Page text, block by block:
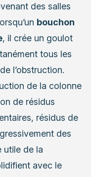
des salles
bouchon
, il crée un goulot
tous les
l’obstruction.
de la colonne
de résidus
résidus de
des
utile de la
avec le